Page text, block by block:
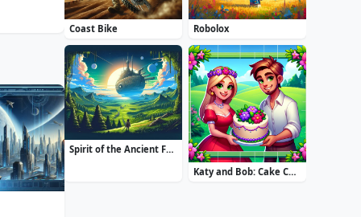
Coast Bike Robolox
Spirit of the Ancient Forest
Katy and Bob: Cake Cafe